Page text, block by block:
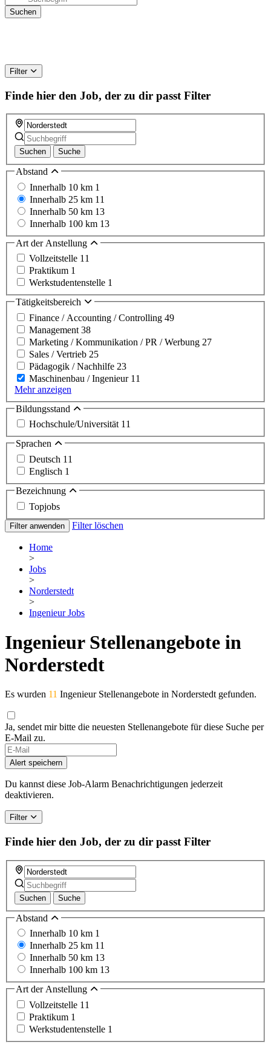
Filter
Finde hier den Job, der zu dir passt Filter
Suchen Suche
Abstand
Innerhalb 10 km 1
Innerhalb 25 km 11
Innerhalb 50 km 13
Innerhalb 100 km 13
Art der Anstellung
Vollzeitstelle 11
Praktikum 1
Werkstudentenstelle 1
Tätigkeitsbereich
Finance / Accounting / Controlling 49
Management 38
Marketing / Kommunikation / PR / Werbung 27
Sales / Vertrieb 25
Pädagogik / Nachhilfe 23
Maschinenbau / Ingenieur 11
Mehr anzeigen
Bildungsstand
Hochschule/Universität 11
Sprachen
Deutsch 11
Englisch 1
Bezeichnung
Topjobs
Filter anwenden Filter löschen
Home
>
Jobs
>
Norderstedt
>
Ingenieur Jobs
Ingenieur Stellenangebote in
Norderstedt
Es wurden 11 Ingenieur Stellenangebote in Norderstedt gefunden.
Ja, sendet mir bitte die neuesten Stellenangebote für diese Suche per
E-Mail zu.
If
you
are
a
human,
this
field
Alert speichern
Du kannst diese Job-Alarm Benachrichtigungen jederzeit
deaktivieren.
Filter
Finde hier den Job, der zu dir passt Filter
Suchen Suche
Abstand
Innerhalb 10 km 1
Innerhalb 25 km 11
Innerhalb 50 km 13
Innerhalb 100 km 13
Art der Anstellung
Vollzeitstelle 11
Praktikum 1
Werkstudentenstelle 1